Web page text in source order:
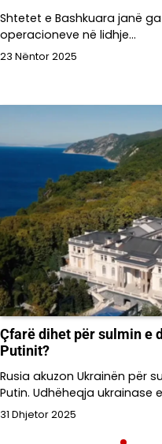
Shtetet e Bashkuara janë
operacioneve në lidhje…
23 Nëntor 2025
Çfarë dihet për sulmin e
Putinit?
Rusia akuzon Ukrainën për
Putin. Udhëheqja ukrainase
31 Dhjetor 2025